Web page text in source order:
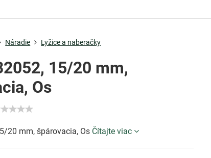
Náradie Lyžice a naberačky
15/20 mm,
Os
20 mm, špárovacia, Os Čítajte viac